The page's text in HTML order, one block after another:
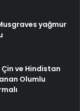
yağmur
Çin ve Hindistan
Olumlu